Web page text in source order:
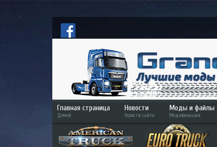
Главная страница
Домой
Новости
Новости сайта
Моды и файлы
Модификации
ETS 2